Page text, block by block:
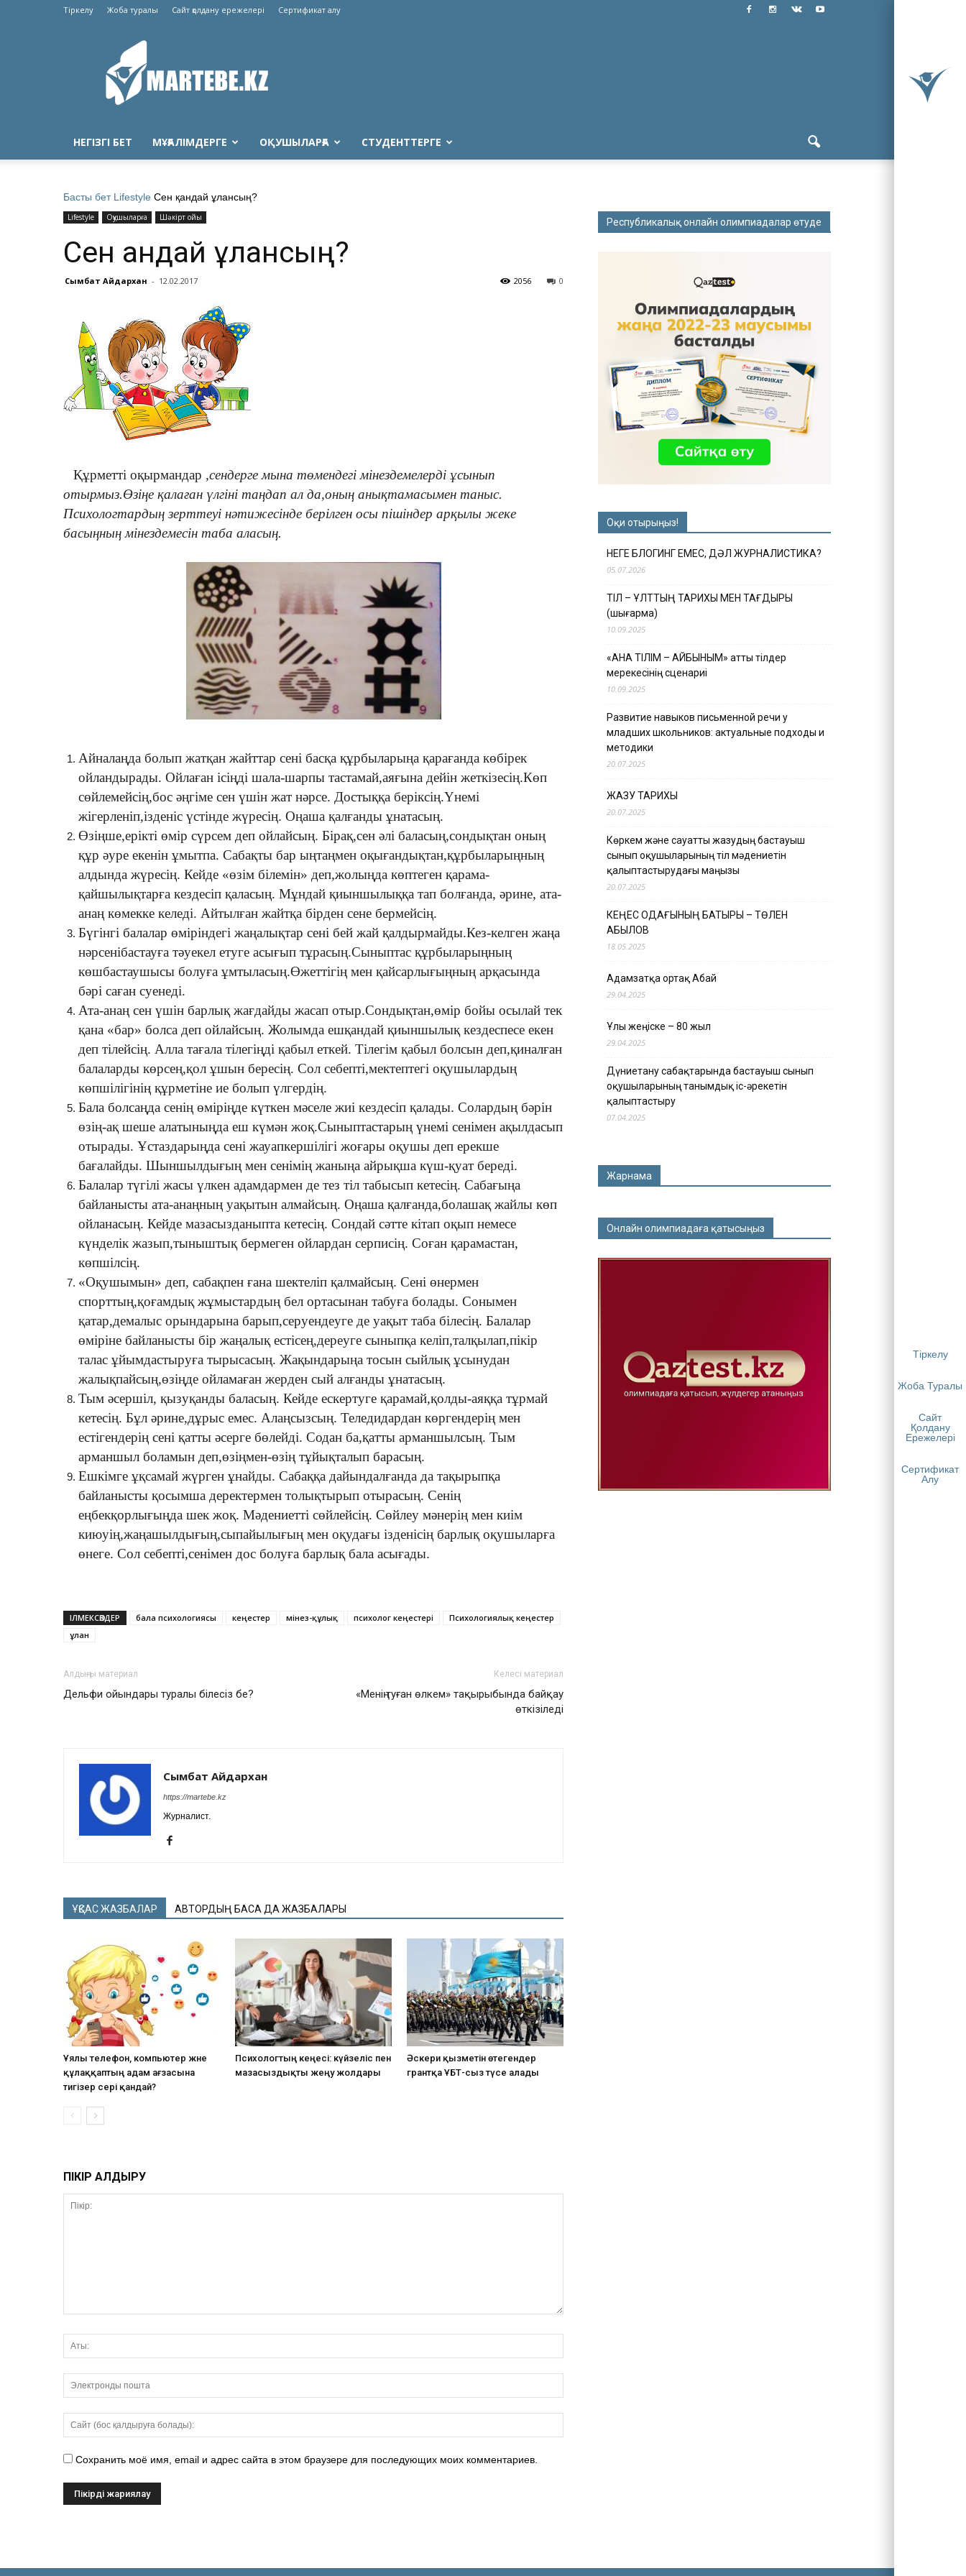
Тіркелу
Жоба Туралы
Сайт
Қолдану
Ережелері
Сертификат
Алу
Тіркелу Жоба туралы Сайт қолдану ережелері Сертификат алу
Martebe.kz
білім
сайты
НЕГІЗГІ БЕТ МҰҒАЛІМДЕРГЕ ОҚУШЫЛАРҒА СТУДЕНТТЕРГЕ
Басты бет Lifestyle Сен қандай ұлансың?
Lifestyle Оқушыларға Шәкірт ойы
Сен қандай ұлансың?
Сымбат Айдархан - 12.02.2017 0
2056
Құрметті оқырмандар ,сендерге мына төмендегі мінездемелерді ұсынып
отырмыз.Өзіңе қалаған үлгіні таңдап ал да,оның анықтамасымен таныс.
Психологтардың зерттеуі нәтижесінде берілген осы пішіндер арқылы жеке
басыңның мінездемесін таба аласың.
Айналаңда болып жатқан жайттар сені басқа құрбыларыңа қарағанда көбірек
ойландырады. Ойлаған ісіңді шала-шарпы тастамай,аяғына дейін жеткізесің.Көп
сөйлемейсің,бос әңгіме сен үшін жат нәрсе. Достыққа беріксің.Үнемі
жігерленіп,ізденіс үстінде жүресің. Оңаша қалғанды ұнатасың.
Өзіңше,ерікті өмір сүрсем деп ойлайсың. Бірақ,сен әлі баласың,сондықтан оның
құр әуре екенін ұмытпа. Сабақты бар ыңтаңмен оқығандықтан,құрбыларыңның
алдында жүресің. Кейде «өзім білемін» деп,жолыңда көптеген қарама-
қайшылықтарға кездесіп қаласың. Мұндай қиыншылыққа тап болғанда, әрине, ата-
анаң көмекке келеді. Айтылған жайтқа бірден сене бермейсің.
Бүгінгі балалар өміріндегі жаңалықтар сені бей жай қалдырмайды.Кез-келген жаңа
нәрсенібастауға тәуекел етуге асығып тұрасың.Сыныптас құрбыларыңның
көшбастаушысы болуға ұмтыласың.Өжеттігің мен қайсарлығыңның арқасында
бәрі саған суенеді.
Ата-анаң сен үшін барлық жағдайды жасап отыр.Сондықтан,өмір бойы осылай тек
қана «бар» болса деп ойлайсың. Жолымда ешқандай қиыншылық кездеспесе екен
деп тілейсің. Алла тағала тілегіңді қабыл еткей. Тілегім қабыл болсын деп,қиналған
балаларды көрсең,қол ұшын бересің. Сол себепті,мектептегі оқушылардың
көпшілігінің құрметіне ие болып үлгердің.
Бала болсаңда сенің өміріңде күткен мәселе жиі кездесіп қалады. Солардың бәрін
өзің-ақ шеше алатыныңда еш күмән жоқ.Сыныптастарың үнемі сенімен ақылдасып
отырады. Ұстаздарыңда сені жауапкершілігі жоғары оқушы деп ерекше
бағалайды. Шыншылдығың мен сенімің жаныңа айрықша күш-қуат береді.
Балалар түгілі жасы үлкен адамдармен де тез тіл табысып кетесің. Сабағыңа
байланысты ата-анаңның уақытын алмайсың. Оңаша қалғанда,болашақ жайлы көп
ойланасың. Кейде мазасызданыпта кетесің. Сондай сәтте кітап оқып немесе
күнделік жазып,тыныштық бермеген ойлардан серписің. Соған қарамастан,
көпшілсің.
«Оқушымын» деп, сабақпен ғана шектеліп қалмайсың. Сені өнермен
спорттың,қоғамдық жұмыстардың бел ортасынан табуға болады. Сонымен
қатар,демалыс орындарына барып,серуендеуге де уақыт таба білесің. Балалар
өміріне байланысты бір жаңалық естісең,дереуге сыныпқа келіп,талқылап,пікір
талас ұйымдастыруға тырысасың. Жақындарыңа тосын сыйлық ұсынудан
жалықпайсың,өзіңде ойламаған жерден сый алғанды ұнатасың.
Тым әсершіл, қызуқанды баласың. Кейде ескертуге қарамай,қолды-аяққа тұрмай
кетесің. Бұл әрине,дұрыс емес. Алаңсызсың. Теледидардан көргендерің мен
естігендерің сені қатты әсерге бөлейді. Содан ба,қатты арманшылсың. Тым
арманшыл боламын деп,өзіңмен-өзің тұйықталып барасың.
Ешкімге ұқсамай жүрген ұнайды. Сабаққа дайындалғанда да тақырыпқа
байланысты қосымша деректермен толықтырып отырасың. Сенің
еңбекқорлығыңда шек жоқ. Мәдениетті сөйлейсің. Сөйлеу мәнерің мен киім
киюуің,жаңашылдығың,сыпайылығың мен оқудағы ізденісің барлық оқушыларға
өнеге. Сол себепті,сенімен дос болуға барлық бала асығады.
ІЛМЕКСӨЗДЕР бала психологиясы кеңестер мінез-құлық психолог кеңестері
Психологиялық кеңестер
ұлан
Алдыңғы материал
Дельфи ойындары туралы білесіз бе?
Келесі материал
«Менің туған өлкем» тақырыбында байқау
өткізіледі
Сымбат Айдархан
https://martebe.kz
Журналист.
ҰҚСАС ЖАЗБАЛАР АВТОРДЫҢ БАСҚА ДА ЖАЗБАЛАРЫ
Ұялы телефон, компьютер және
құлаққаптың адам ағзасына
тигізер әсері қандай?
Психологтың кеңесі: күйзеліс пен
мазасыздықты жеңу жолдары
Әскери қызметін өтегендер
грантқа ҰБТ-сыз түсе алады
ПІКІР ҚАЛДЫРУ
Сохранить моё имя, email и адрес сайта в этом браузере для последующих моих комментариев.
Республикалық онлайн олимпиадалар өтуде
Оқи отырыңыз!
НЕГЕ БЛОГИНГ ЕМЕС, ДӘЛ ЖУРНАЛИСТИКА?
05.07.2026
ТІЛ – ҰЛТТЫҢ ТАРИХЫ МЕН ТАҒДЫРЫ
(шығарма)
10.09.2025
«АНА ТІЛІМ – АЙБЫНЫМ» атты тілдер
мерекесінің сценариі
10.09.2025
Развитие навыков письменной речи у
младших школьников: актуальные подходы и
методики
20.07.2025
ЖАЗУ ТАРИХЫ
20.07.2025
Көркем және сауатты жазудың бастауыш
сынып оқушыларының тіл мәдениетін
қалыптастырудағы маңызы
20.07.2025
КЕҢЕС ОДАҒЫНЫҢ БАТЫРЫ – ТӨЛЕН
ҚАБЫЛОВ
18.05.2025
Адамзатқа ортақ Абай
29.04.2025
Ұлы жеңіске – 80 жыл
29.04.2025
Дүниетану сабақтарында бастауыш сынып
оқушыларының танымдық іс-әрекетін
қалыптастыру
07.04.2025
Жарнама
Онлайн олимпиадаға қатысыңыз